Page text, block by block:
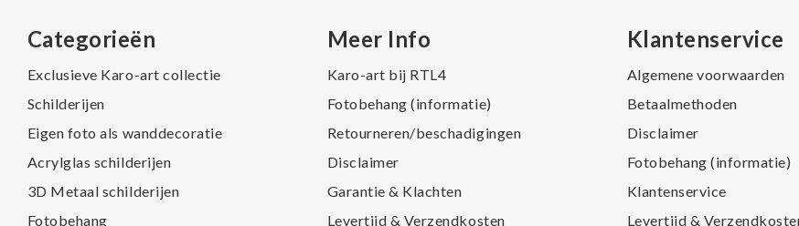
Categorieën
Exclusieve Karo-art collectie
Schilderijen
Eigen foto als wanddecoratie
Acrylglas schilderijen
3D Metaal schilderijen
Fotobehang
Meer Info
Karo-art bij RTL4
Fotobehang (informatie)
Retourneren/beschadigingen
Disclaimer
Garantie & Klachten
Levertijd & Verzendkosten
Klantenservice
Algemene voorwaarden
Betaalmethoden
Disclaimer
Fotobehang (informatie)
Klantenservice
Levertijd &